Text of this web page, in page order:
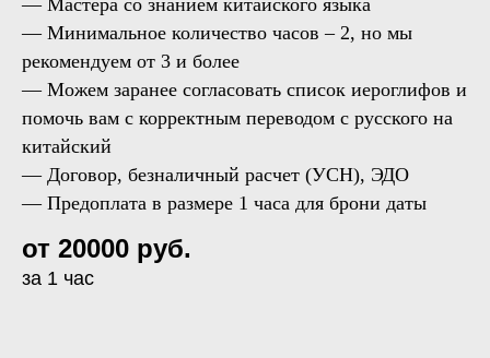
— Мастера со знанием китайского языка
— Минимальное количество часов – 2, но мы
рекомендуем от 3 и более
— Можем заранее согласовать список иероглифов и
помочь вам с корректным переводом с русского на
китайский
— Договор, безналичный расчет (УСН), ЭДО
— Предоплата в размере 1 часа для брони даты
от 20000 руб.
за 1 час